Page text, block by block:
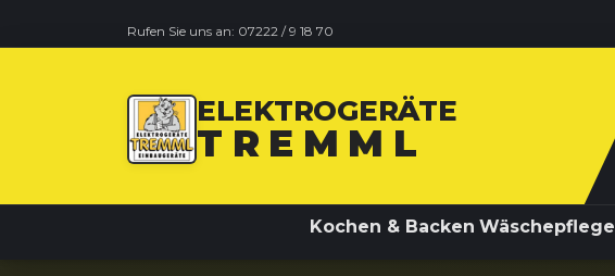
Rufen Sie uns an: 07222 / 9 18 70
ELEKTROGERÄTE
TREMML
Kochen & Backen Wäschepflege